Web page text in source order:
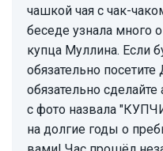
чашкой чая с чак-
беседе узнала много
купца Муллина. Если
обязательно
обязательно
с фото назвала
на долгие годы о